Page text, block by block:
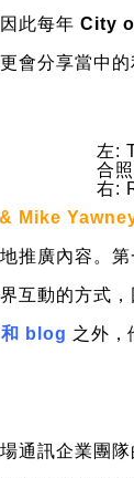
此每年 City
會分享當中
左:
合
右:
Mike
推廣內容。
互動的方式
blog 之外，
通訊企業團隊